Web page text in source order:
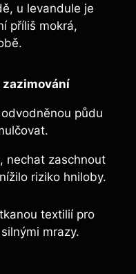
u levandule je
příliš mokrá,
zazimování
půdu
nechat zaschnout
riziko hniloby.
textilií pro
mrazy.